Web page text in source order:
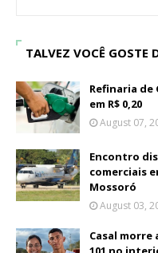
TALVEZ VOCÊ GOSTE
Refinaria de
em R$ 0,20
August 07,
Encontro
comerciais
Mossoró
August 03,
Casal morre